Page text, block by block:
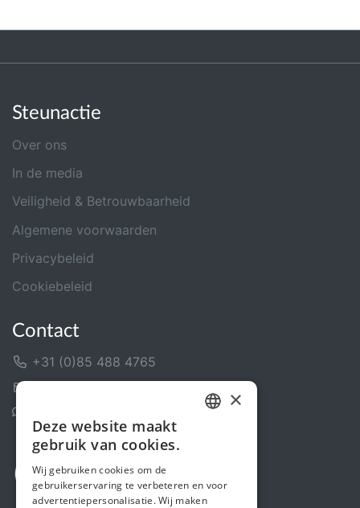
Steunactie
Over ons
In de media
Veiligheid & Betrouwbaarheid
Algemene voorwaarden
Privacybeleid
Cookiebeleid
Contact
+31 (0)85 488 4765
ENGLISH
×
Deze website maakt
gebruik van cookies.
Wij gebruiken cookies om de
gebruikerservaring te verbeteren en voor
advertentiepersonalisatie. Wij maken